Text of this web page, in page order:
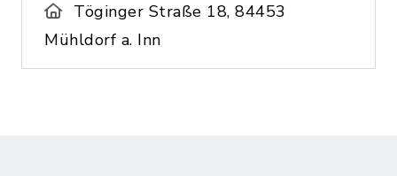
Töginger Straße 18, 84453
Mühldorf a. Inn